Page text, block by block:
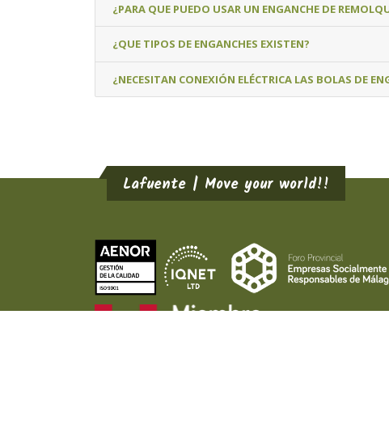
¿PARA QUE PUEDO USAR UN ENGANCHE DE
¿QUE TIPOS DE ENGANCHES EXISTEN?
¿NECESITAN CONEXIÓN ELÉCTRICA LAS BOLAS DE
Lafuente | Move your world!!